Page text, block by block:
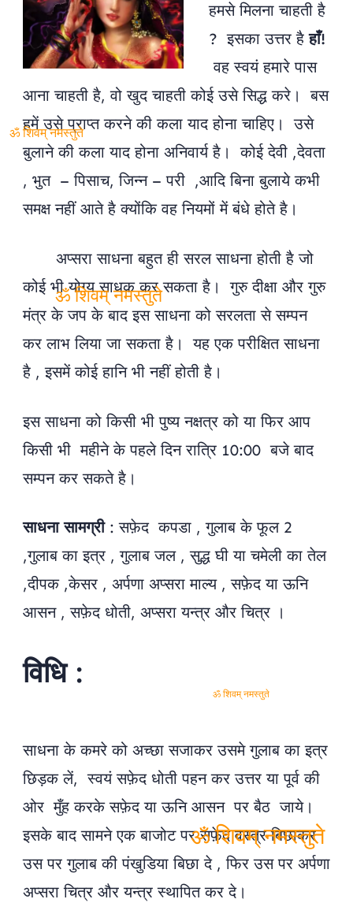
हमसे मिलना चाहती है
? इसका उत्तर हैहाँ!
वह स्वयं हमारे पास
आना चाहती है, वो खुद चाहती कोई उसे सिद्ध करे। बस
हमें उसे प्राप्त करने की कला याद होना चाहिए। उसे
बुलाने की कला याद होना अनिवार्य है। कोई देवी ,देवता
, भुत – पिसाच, जिन्न – परी ,आदि बिना बुलाये कभी
समक्ष नहीं आते है क्योंकि वह नियमों में बंधे होते है।
अप्सरा साधना बहुत ही सरल साधना होती है जो
कोई भी योग्य साधक कर सकता है। गुरु दीक्षा और गुरु
मंत्र के जप के बाद इस साधना को सरलता से सम्पन
कर लाभ लिया जा सकता है। यह एक परीक्षित साधना
है , इसमें कोई हानि भी नहीं होती है।
इस साधना को किसी भी पुष्य नक्षत्र को या फिर आप
किसी भी महीने के पहले दिन रात्रि 10:00 बजे बाद
सम्पन कर सकते है।
साधना सामग्री : सफ़ेद कपडा , गुलाब के फूल 2
,गुलाब का इत्र , गुलाब जल , सुद्ध घी या चमेली का तेल
,दीपक ,केसर , अर्पणा अप्सरा माल्य , सफ़ेद या ऊनि
आसन , सफ़ेद धोती, अप्सरा यन्त्र और चित्र ।
विधि :
साधना के कमरे को अच्छा सजाकर उसमे गुलाब का इत्र
छिड़क लें, स्वयं सफ़ेद धोती पहन कर उत्तर या पूर्व की
ओर मुँह करके सफ़ेद या ऊनि आसन पर बैठ जाये।
इसके बाद सामने एक बाजोट पर सफ़ेद वस्त्र बिछाकर
उस पर गुलाब की पंखुडिया बिछा दे , फिर उस पर अर्पणा
अप्सरा चित्र और यन्त्र स्थापित कर दे।
ॐ शिवम् नमस्तुते
ॐ शिवम् नमस्तुते